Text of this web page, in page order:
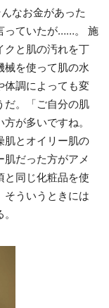
なお金があった
っていたが……。 施
クと肌の汚れを丁
械を使って肌の水
体調によっても変
だ。「ご自分の肌
が多いですね。
肌とオイリー肌の
だった方がアメ
と同じ化粧品を使
そういうときには